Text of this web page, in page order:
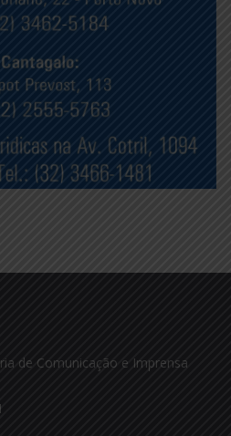
de Comunicação e Imprensa